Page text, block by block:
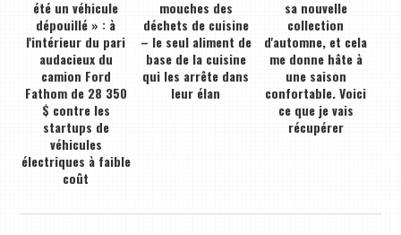
été un véhicule
dépouillé » : à
l'intérieur du pari
audacieux du
camion Ford
Fathom de 28 350
$ contre les
startups de
véhicules
électriques à faible
coût
mouches des
déchets de cuisine
– le seul aliment de
base de la cuisine
qui les arrête dans
leur élan
sa nouvelle
collection
d'automne, et cela
me donne hâte à
une saison
confortable. Voici
ce que je vais
récupérer